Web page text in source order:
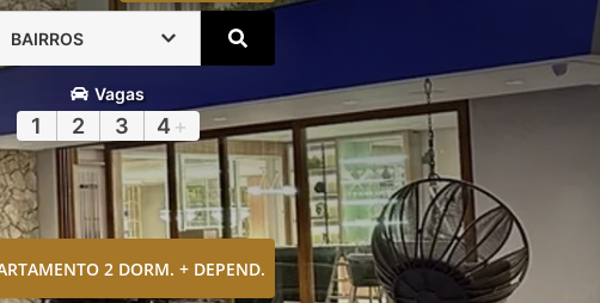
BAIRROS
Vagas
1 2 3 4 +
2 DORM. + DEPEND.